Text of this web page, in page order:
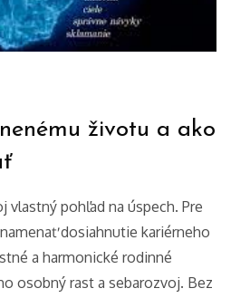
životu a ako
vlastný pohľad na úspech. Pre
dosiahnutie kariérneho
a harmonické rodinné
osobný rast a sebarozvoj. Bez